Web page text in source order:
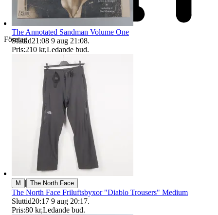
Företag
The Annotated Sandman Volume One
Sluttid21:08 9 aug 21:08.
Pris:210 kr,Ledande bud.
M | The North Face
The North Face Friluftsbyxor "Diablo Trousers" Medium
Sluttid20:17 9 aug 20:17.
Pris:80 kr,Ledande bud.